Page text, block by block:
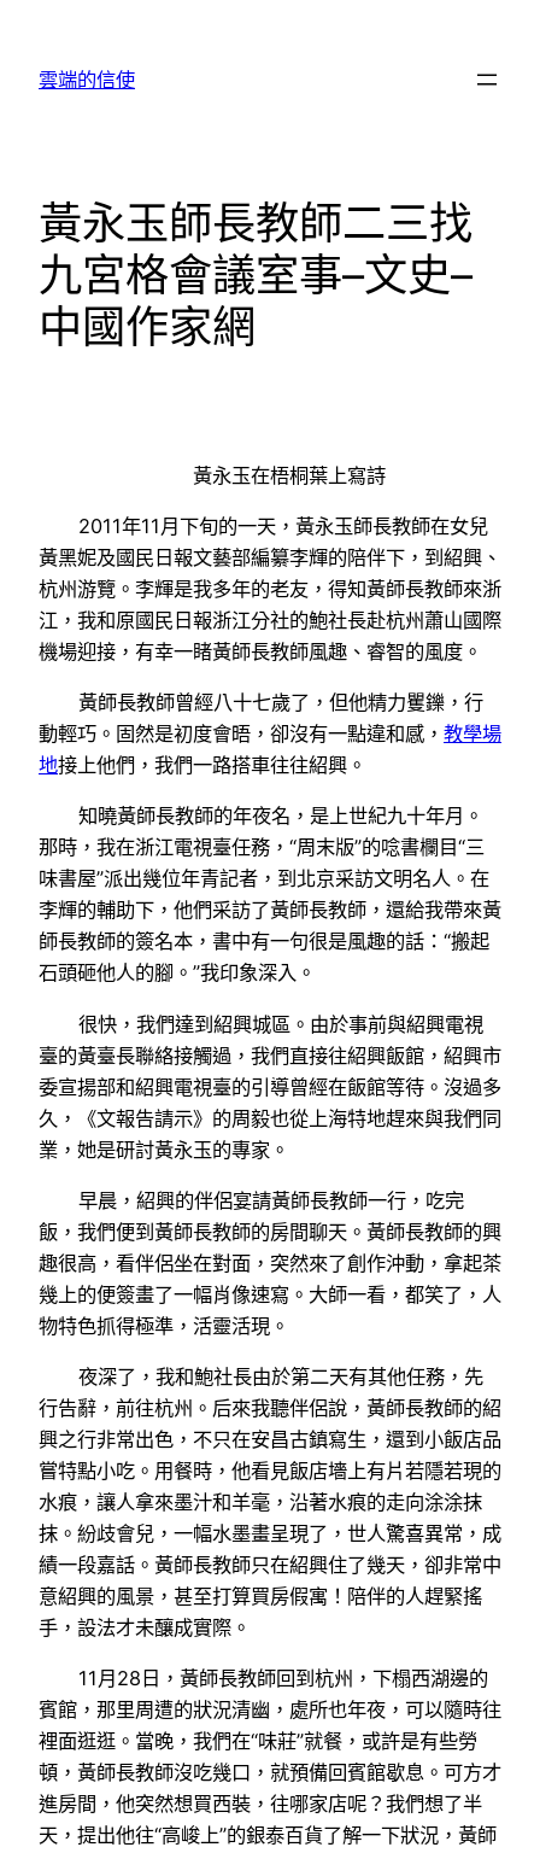
雲端的信使
黃永玉師長教師二三找
九宮格會議室事–文史–
中國作家網
黃永玉在梧桐葉上寫詩
2011年11月下旬的一天，黃永玉師長教師在女兒
黃黑妮及國民日報文藝部編纂李輝的陪伴下，到紹興、
杭州游覽。李輝是我多年的老友，得知黃師長教師來浙
江，我和原國民日報浙江分社的鮑社長赴杭州蕭山國際
機場迎接，有幸一睹黃師長教師風趣、睿智的風度。
黃師長教師曾經八十七歲了，但他精力矍鑠，行
動輕巧。固然是初度會晤，卻沒有一點違和感， 教學場
地接上他們，我們一路搭車往往紹興。
知曉黃師長教師的年夜名，是上世紀九十年月。
那時，我在浙江電視臺任務，“周末版”的唸書欄目“三
味書屋”派出幾位年青記者，到北京采訪文明名人。在
李輝的輔助下，他們采訪了黃師長教師，還給我帶來黃
師長教師的簽名本，書中有一句很是風趣的話：“搬起
石頭砸他人的腳。”我印象深入。
很快，我們達到紹興城區。由於事前與紹興電視
臺的黃臺長聯絡接觸過，我們直接往紹興飯館，紹興市
委宣揚部和紹興電視臺的引導曾經在飯館等待。沒過多
久，《文報告請示》的周毅也從上海特地趕來與我們同
業，她是研討黃永玉的專家。
早晨，紹興的伴侶宴請黃師長教師一行，吃完
飯，我們便到黃師長教師的房間聊天。黃師長教師的興
趣很高，看伴侶坐在對面，突然來了創作沖動，拿起茶
幾上的便簽畫了一幅肖像速寫。大師一看，都笑了，人
物特色抓得極準，活靈活現。
夜深了，我和鮑社長由於第二天有其他任務，先
行告辭，前往杭州。后來我聽伴侶說，黃師長教師的紹
興之行非常出色，不只在安昌古鎮寫生，還到小飯店品
嘗特點小吃。用餐時，他看見飯店墻上有片若隱若現的
水痕，讓人拿來墨汁和羊毫，沿著水痕的走向涂涂抹
抹。紛歧會兒，一幅水墨畫呈現了，世人驚喜異常，成
績一段嘉話。黃師長教師只在紹興住了幾天，卻非常中
意紹興的風景，甚至打算買房假寓！陪伴的人趕緊搖
手，設法才未釀成實際。
11月28日，黃師長教師回到杭州，下榻西湖邊的
賓館，那里周遭的狀況清幽，處所也年夜，可以隨時往
裡面逛逛。當晚，我們在“味莊”就餐，或許是有些勞
頓，黃師長教師沒吃幾口，就預備回賓館歇息。可方才
進房間，他突然想買西裝，往哪家店呢？我們想了半
天，提出他往“高峻上”的銀泰百貨了解一下狀況，黃師